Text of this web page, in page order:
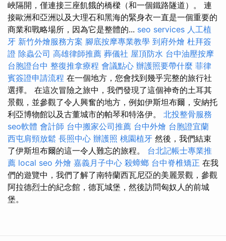
峽隔開，僅連接三座飢餓的橋樑（和一個鐵路隧道）。 連
接歐洲和亞洲以及大理石和黑海的緊身衣一直是一個重要的
商業和戰略場所，因為它是整體的... seo services 人工植
牙 新竹外燴服務方案 腳底按摩專業教學 到府外燴 杜拜簽
證 除蟲公司 高雄律師推薦 葬儀社 屋頂防水 台中油壓按摩
台胞證台中 整復推拿療程 會議點心 辦護照要帶什麼 菲律
賓簽證申請流程 在一個地方，您會找到幾乎完整的旅行社
選擇。 在這次冒險之旅中，我們發現了這個神奇的土耳其
景觀，並參觀了令人興奮的地方，例如伊斯坦布爾，安納托
利亞博物館以及古董城市的帕琴和特洛伊。 北投整骨服務
seo軟體 會計師 台中搬家公司推薦 台中外燴 台胞證宜蘭
西屯肩頸放鬆 長照中心 辦護照 桃園植牙 然後，我們結束
了伊斯坦布爾的這一令人難忘的旅程。 台北記帳士專業推
薦 local seo 外燴 嘉義月子中心 殺蟑螂 台中脊椎矯正 在我
們的遊覽中，我們了解了南特蘭西瓦尼亞的美麗景觀，參觀
阿拉德烈士的紀念館，德瓦城堡，然後訪問匈奴人的前城
堡。